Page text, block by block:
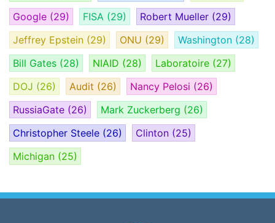
Google (29) FISA (29) Robert Mueller (29)
Jeffrey Epstein (29) ONU (29) Washington (28)
Bill Gates (28) NIAID (28) Laboratoire (27)
DOJ (26) Audit (26) Nancy Pelosi (26)
RussiaGate (26) Mark Zuckerberg (26)
Christopher Steele (26) Clinton (25)
Michigan (25)